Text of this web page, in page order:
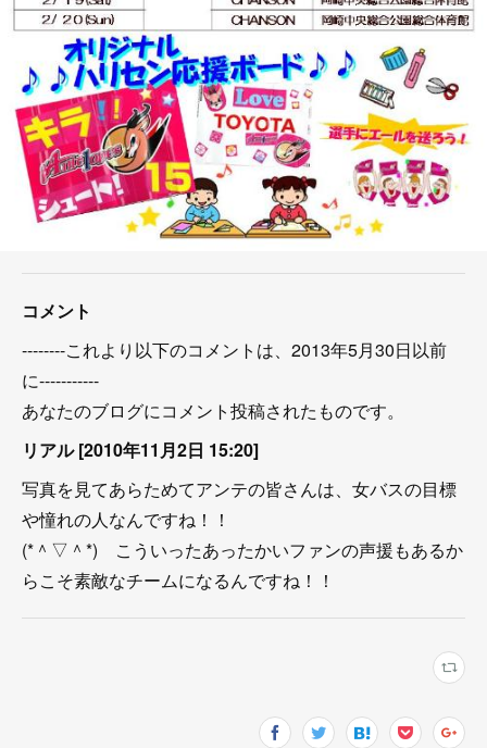
コメント
--------これより以下のコメントは、2013年5月30日以前
に-----------
あなたのブログにコメント投稿されたものです。
リアル [2010年11月2日 15:20]
写真を見てあらためてアンテの皆さんは、女バスの目標
や憧れの人なんですね！！
(*＾▽＾*) こういったあったかいファンの声援もあるか
らこそ素敵なチームになるんですね！！